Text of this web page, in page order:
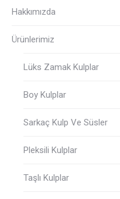
Hakkımızda
Ürünlerimiz
Lüks Zamak Kulplar
Boy Kulplar
Sarkaç Kulp Ve Süsler
Pleksili Kulplar
Taşlı Kulplar